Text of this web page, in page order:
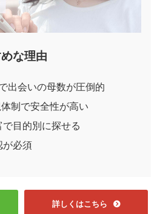
な理由
出会いの母数が圧倒的
制で安全性が高い
目的別に探せる
が必須
詳しくはこちら